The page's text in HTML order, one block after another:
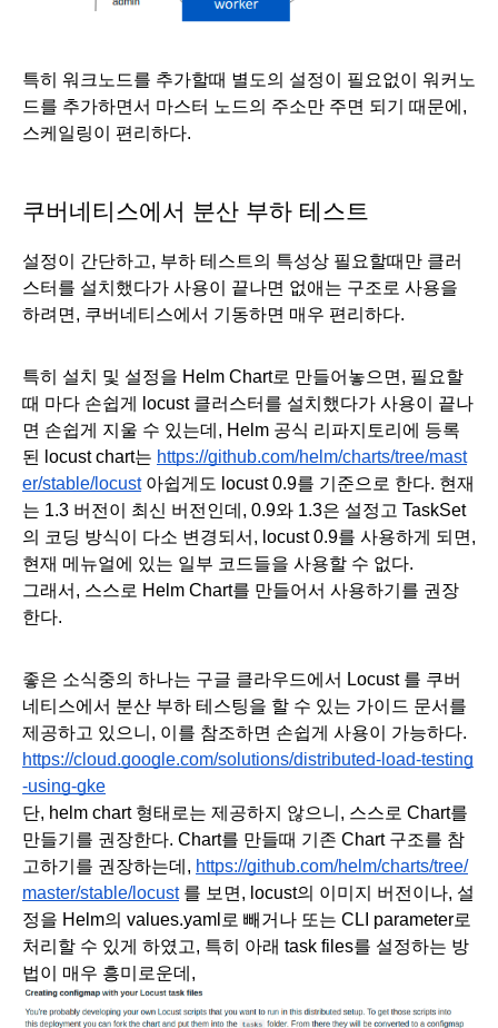
특히 워크노드를 추가할때 별도의 설정이 필요없이 워커노
드를 추가하면서 마스터 노드의 주소만 주면 되기 때문에,
스케일링이 편리하다.
쿠버네티스에서 분산 부하 테스트
설정이 간단하고, 부하 테스트의 특성상 필요할때만 클러
스터를 설치했다가 사용이 끝나면 없애는 구조로 사용을
하려면, 쿠버네티스에서 기동하면 매우 편리하다.
특히 설치 및 설정을 Helm Chart로 만들어놓으면, 필요할
때 마다 손쉽게 locust 클러스터를 설치했다가 사용이 끝나
면 손쉽게 지울 수 있는데, Helm 공식 리파지토리에 등록
된 locust chart는 https://github.com/helm/charts/tree/mast
er/stable/locust 아쉽게도 locust 0.9를 기준으로 한다. 현재
는 1.3 버전이 최신 버전인데, 0.9와 1.3은 설정고 TaskSet
의 코딩 방식이 다소 변경되서, locust 0.9를 사용하게 되면,
현재 메뉴얼에 있는 일부 코드들을 사용할 수 없다.
그래서, 스스로 Helm Chart를 만들어서 사용하기를 권장
한다.
좋은 소식중의 하나는 구글 클라우드에서 Locust 를 쿠버
네티스에서 분산 부하 테스팅을 할 수 있는 가이드 문서를
제공하고 있으니, 이를 참조하면 손쉽게 사용이 가능하다.
https://cloud.google.com/solutions/distributed-load-testing
-using-gke
단, helm chart 형태로는 제공하지 않으니, 스스로 Chart를
만들기를 권장한다. Chart를 만들때 기존 Chart 구조를 참
고하기를 권장하는데, https://github.com/helm/charts/tree/
master/stable/locust 를 보면, locust의 이미지 버전이나, 설
정을 Helm의 values.yaml로 빼거나 또는 CLI parameter로
처리할 수 있게 하였고, 특히 아래 task files를 설정하는 방
법이 매우 흥미로운데,